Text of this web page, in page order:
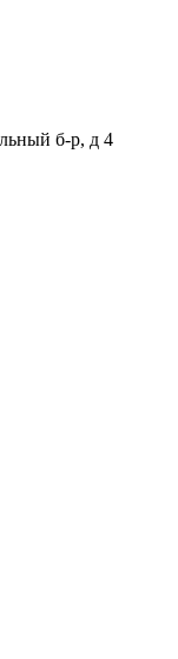
б-р, д 4